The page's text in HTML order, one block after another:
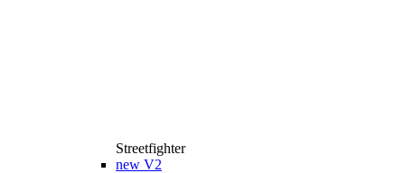
Streetfighter
new V2